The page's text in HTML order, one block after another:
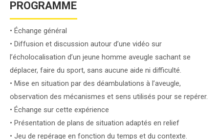
PROGRAMME
• Échange général
• Diffusion et discussion autour d’une vidéo sur
l’écholocalisation d’un jeune homme aveugle sachant se
déplacer, faire du sport, sans aucune aide ni difficulté.
• Mise en situation par des déambulations à l’aveugle,
observation des mécanismes et sens utilisés pour se repérer.
• Échange sur cette expérience
• Présentation de plans de situation adaptés en relief
• Jeu de repérage en fonction du temps et du contexte.